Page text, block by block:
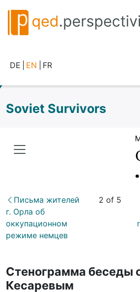
DE EN FR
Soviet Survivors
Письма жителей
г. Орла об
оккупационном
режиме немцев
2 of 5
Стенограмма беседы
Кесаревым